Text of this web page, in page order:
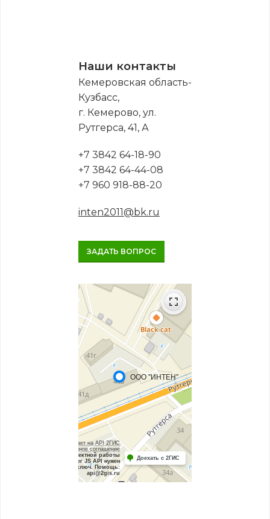
Наши контакты
Кемеровская область-
Кузбасс,
г. Кемерово, ул.
Рутгерса, 41, А
+7 3842 64-18-90
+7 3842 64-44-08
+7 960 918-88-20
inten2011@bk.ru
ЗАДАТЬ ВОПРОС